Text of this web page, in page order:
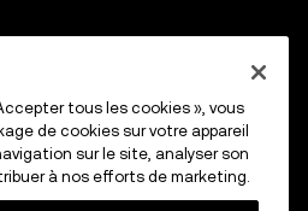
tous les cookies », vous
de cookies sur votre appareil
sur le site, analyser son
à nos efforts de marketing.